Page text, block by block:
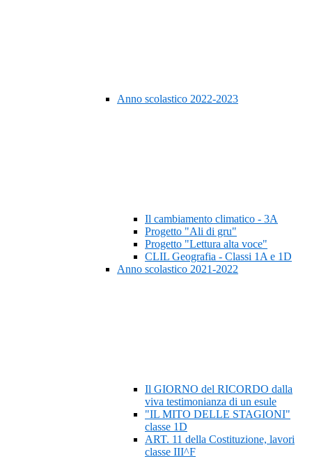
Anno scolastico 2022-2023
Il cambiamento climatico - 3A
Progetto "Ali di gru"
Progetto "Lettura alta voce"
CLIL Geografia - Classi 1A e 1D
Anno scolastico 2021-2022
Il GIORNO del RICORDO dalla
viva testimonianza di un esule
"IL MITO DELLE STAGIONI"
classe 1D
ART. 11 della Costituzione, lavori
classe III^F